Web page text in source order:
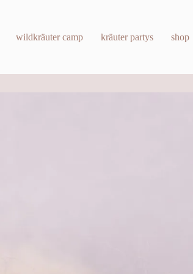
wildkräuter camp kräuter partys shop